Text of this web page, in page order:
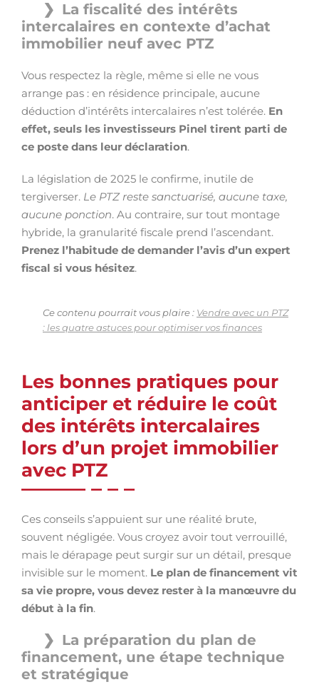
La fiscalité des intérêts
intercalaires en contexte d’achat
immobilier neuf avec PTZ
Vous respectez la règle, même si elle ne vous
arrange pas : en résidence principale, aucune
déduction d’intérêts intercalaires n’est tolérée. En
effet, seuls les investisseurs Pinel tirent parti de
ce poste dans leur déclaration.
La législation de 2025 le confirme, inutile de
tergiverser. Le PTZ reste sanctuarisé, aucune taxe,
aucune ponction. Au contraire, sur tout montage
hybride, la granularité fiscale prend l’ascendant.
Prenez l’habitude de demander l’avis d’un expert
fiscal si vous hésitez.
Ce contenu pourrait vous plaire : Vendre avec un PTZ
: les quatre astuces pour optimiser vos finances
Les bonnes pratiques pour
anticiper et réduire le coût
des intérêts intercalaires
lors d’un projet immobilier
avec PTZ
Ces conseils s’appuient sur une réalité brute,
souvent négligée. Vous croyez avoir tout verrouillé,
mais le dérapage peut surgir sur un détail, presque
invisible sur le moment. Le plan de financement vit
sa vie propre, vous devez rester à la manœuvre du
début à la fin.
La préparation du plan de
financement, une étape technique
et stratégique